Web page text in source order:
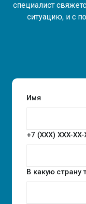
специалист
ситуацию, и с
Имя
+7 (XXX) XXX-XX-
В какую страну